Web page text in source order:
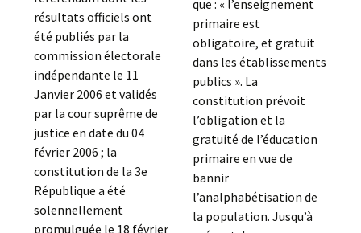
résultats officiels ont
été publiés par la
commission électorale
indépendante le 11
Janvier 2006 et validés
par la cour suprême de
justice en date du 04
février 2006 ; la
constitution de la 3e
République a été
solennellement
promulguée le 18 février
que : « l’enseignement
primaire est
obligatoire, et gratuit
dans les établissements
publics ». La
constitution prévoit
l’obligation et la
gratuité de l’éducation
primaire en vue de
bannir
l’analphabétisation de
la population. Jusqu’à